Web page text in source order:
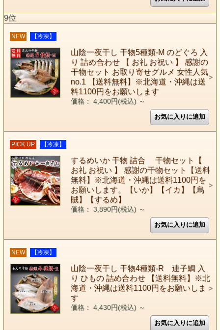
9位
NEW 【冷凍】
山陰一夜干し 干物5種類-M のどぐろ 入
り 詰め合わせ 【 お礼 お祝い 】 感謝の
干物セット お取り寄せグルメ 女性人気
no.1 【送料無料】※北海道・沖縄は送
料1100円をお願いします
価格： 4,400円(税込) ～
PICK UP 【冷凍】
するめいか 干物 詰合 干物セット【
お礼 お祝い 】 感謝の干物セット【送料
無料】※北海道・沖縄は送料1100円を
お願いします。【いか】【イカ】【烏
賊】【するめ】
価格： 3,890円(税込) ～
NEW 【冷凍】
山陰一夜干し 干物4種類-R 連子鯛 入
り ひもの 詰め合わせ 【送料無料】※北
海道・沖縄は送料1100円をお願いしま
す
価格： 4,430円(税込) ～